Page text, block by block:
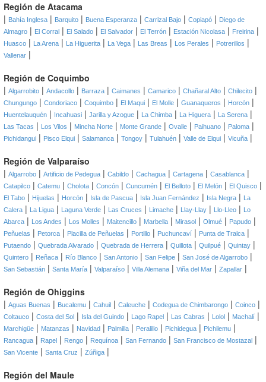
Región de Atacama
| Bahía Inglesa | Barquito | Buena Esperanza | Carrizal Bajo | Copiapó | Diego de
Almagro | El Corral | El Salado | El Salvador | El Terrón | Estación Nicolasa | Freirina |
Huasco | La Arena | La Higuerita | La Vega | Las Breas | Los Perales | Potrerillos |
Vallenar |
Región de Coquimbo
| Algarrobito | Andacollo | Barraza | Caimanes | Camarico | Chañaral Alto | Chilecito |
Chungungo | Condoriaco | Coquimbo | El Maqui | El Molle | Guanaqueros | Horcón |
Huentelauquén | Incahuasi | Jarilla y Azogue | La Chimba | La Higuera | La Serena |
Las Tacas | Los Vilos | Mincha Norte | Monte Grande | Ovalle | Paihuano | Paloma |
Pichidangui | Pisco Elqui | Salamanca | Tongoy | Tulahuén | Valle de Elqui | Vicuña |
Región de Valparaíso
| Algarrobo | Artificio de Pedegua | Cabildo | Cachagua | Cartagena | Casablanca |
Catapilco | Catemu | Cholota | Concón | Cuncumén | El Belloto | El Melón | El Quisco |
El Tabo | Hijuelas | Horcón | Isla de Pascua | Isla Juan Fernández | Isla Negra |
La
Calera | La Ligua | Laguna Verde | Las Cruces | Limache | Llay-Llay | Llo-Lleo |
Lo
Abarca | Los Andes | Los Molles | Maitencillo | Marbella | Mirasol | Olmué | Papudo |
Peñuelas | Petorca | Placilla de Peñuelas | Portillo | Puchuncaví | Punta de Tralca |
Putaendo | Quebrada Alvarado | Quebrada de Herrera | Quillota | Quilpué | Quintay |
Quintero | Reñaca | Río Blanco | San Antonio | San Felipe | San José de Algarrobo |
San Sebastián | Santa María | Valparaíso | Villa Alemana | Viña del Mar | Zapallar |
Región de Ohiggins
| Aguas Buenas | Bucalemu | Cahuil | Caleuche | Codegua de Chimbarongo | Coinco |
Coltauco | Costa del Sol | Isla del Guindo | Lago Rapel | Las Cabras | Lolol | Machalí |
Marchigüe | Matanzas | Navidad | Palmilla | Peralillo | Pichidegua | Pichilemu |
Rancagua | Rapel | Rengo | Requínoa | San Fernando | San Francisco de Mostazal |
San Vicente | Santa Cruz | Zúñiga |
Región del Maule